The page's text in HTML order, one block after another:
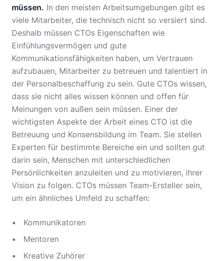
müssen. In den meisten Arbeitsumgebungen gibt es
viele Mitarbeiter, die technisch nicht so versiert sind.
Deshalb müssen CTOs Eigenschaften wie
Einfühlungsvermögen und gute
Kommunikationsfähigkeiten haben, um Vertrauen
aufzubauen, Mitarbeiter zu betreuen und talentiert in
der Personalbeschaffung zu sein. Gute CTOs wissen,
dass sie nicht alles wissen können und offen für
Meinungen von außen sein müssen. Einer der
wichtigsten Aspekte der Arbeit eines CTO ist die
Betreuung und Konsensbildung im Team. Sie stellen
Experten für bestimmte Bereiche ein und sollten gut
darin sein, Menschen mit unterschiedlichen
Persönlichkeiten anzuleiten und zu motivieren, ihrer
Vision zu folgen. CTOs müssen Team-Ersteller sein,
um ein ähnliches Umfeld zu schaffen:
Kommunikatoren
Mentoren
Kreative Zuhörer